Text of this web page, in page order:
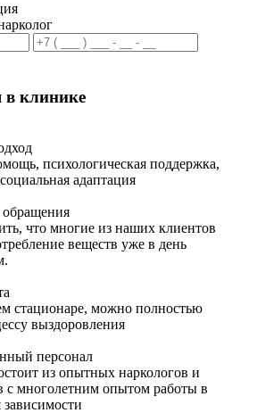
в клинике
психологическая поддержка,
адаптация
обращения
что многие из наших клиентов
веществ уже в день
стационаре, можно полностью
выздоровления
персонал
из опытных наркологов и
с многолетним опытом работы в
зависимости